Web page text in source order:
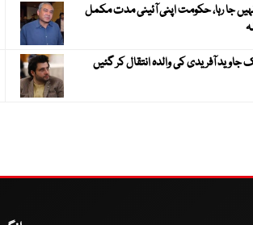
جا رہا، حکومت اپنی آئینی مدت مکمل
جاوید آفریدی کی والدہ انتقال کر گئیں